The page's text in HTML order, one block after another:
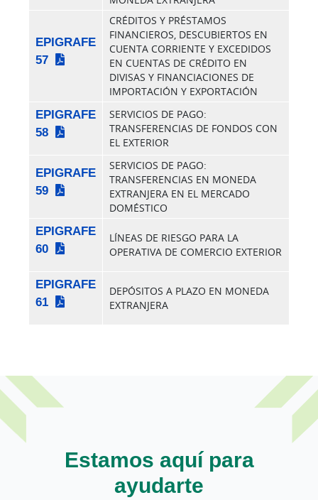
EPIGRAFE
57
CRÉDITOS Y PRÉSTAMOS
FINANCIEROS, DESCUBIERTOS EN
CUENTA CORRIENTE Y EXCEDIDOS
EN CUENTAS DE CRÉDITO EN
DIVISAS Y FINANCIACIONES DE
IMPORTACIÓN Y EXPORTACIÓN
EPIGRAFE
58
SERVICIOS DE PAGO:
TRANSFERENCIAS DE FONDOS CON
EL EXTERIOR
EPIGRAFE
59
SERVICIOS DE PAGO:
TRANSFERENCIAS EN MONEDA
EXTRANJERA EN EL MERCADO
DOMÉSTICO
EPIGRAFE
60
LÍNEAS DE RIESGO PARA LA
OPERATIVA DE COMERCIO EXTERIOR
EPIGRAFE
61
DEPÓSITOS A PLAZO EN MONEDA
EXTRANJERA
Estamos aquí para
ayudarte